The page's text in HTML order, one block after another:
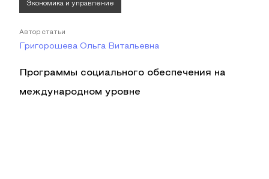
Экономика и управление
Автор статьи
Григорошева Ольга Витальевна
Программы социального обеспечения на
международном уровне